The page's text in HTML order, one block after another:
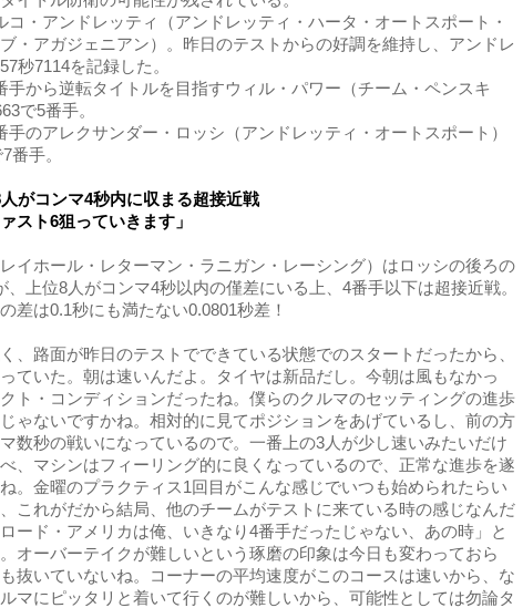
・アンドレッティ（アンドレッティ・ハータ・オートスポート・
・アガジェニアン）。昨日のテストからの好調を維持し、アンドレ
秒7114を記録した。
から逆転タイトルを目指すウィル・パワー（チーム・ペンスキ
で5番手。
のアレクサンダー・ロッシ（アンドレッティ・オートスポート）
番手。
がコンマ4秒内に収まる超接近戦
スト6狙っていきます」
イホール・レターマン・ラニガン・レーシング）はロッシの後ろの
上位8人がコンマ4秒以内の僅差にいる上、4番手以下は超接近戦。
差は0.1秒にも満たない0.0801秒差！
、路面が昨日のテストでできている状態でのスタートだったから、
ていた。朝は速いんだよ。タイヤは新品だし。今朝は風もなかっ
ト・コンディションだったね。僕らのクルマのセッティングの進歩
ゃないですかね。相対的に見てポジションをあげているし、前の方
数秒の戦いになっているので。一番上の3人が少し速いみたいだけ
、マシンはフィーリング的に良くなっているので、正常な進歩を遂
。金曜のプラクティス1回目がこんな感じでいつも始められたらい
これがだから結局、他のチームがテストに来ている時の感じなんだ
ード・アメリカは俺、いきなり4番手だったじゃない、あの時」と
オーバーテイクが難しいという琢磨の印象は今日も変わっておら
抜いていないね。コーナーの平均速度がこのコースは速いから、な
マにピッタリと着いて行くのが難しいから、可能性としては勿論タ